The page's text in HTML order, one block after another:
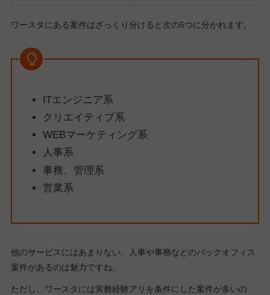
ワースタにある案件はざっくり分けると次の6つに分かれます。
ITエンジニア系
クリエイティブ系
WEBマーケティング系
人事系
事務、管理系
営業系
他のサービスにはあまりない、人事や事務などのバックオフィス
案件があるのは魅力ですね。
ただし、ワースタには実務経験アリを条件にした案件が多いの